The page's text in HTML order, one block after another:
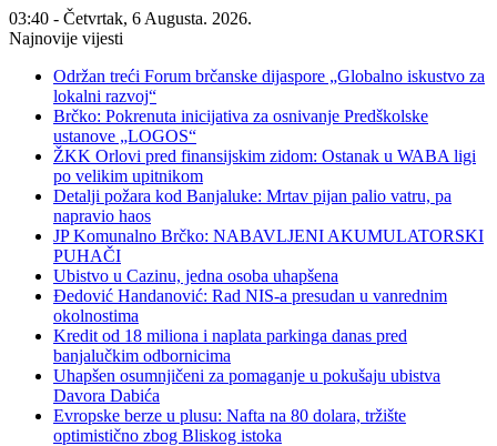
03:40 - Četvrtak, 6 Augusta. 2026.
Najnovije vijesti
Održan treći Forum brčanske dijaspore „Globalno iskustvo za
lokalni razvoj“
Brčko: Pokrenuta inicijativa za osnivanje Predškolske
ustanove „LOGOS“
ŽKK Orlovi pred finansijskim zidom: Ostanak u WABA ligi
po velikim upitnikom
Detalji požara kod Banjaluke: Mrtav pijan palio vatru, pa
napravio haos
JP Komunalno Brčko: NABAVLJENI AKUMULATORSKI
PUHAČI
Ubistvo u Cazinu, jedna osoba uhapšena
Đedović Handanović: Rad NIS-a presudan u vanrednim
okolnostima
Kredit od 18 miliona i naplata parkinga danas pred
banjalučkim odbornicima
Uhapšen osumnjičeni za pomaganje u pokušaju ubistva
Davora Dabića
Evropske berze u plusu: Nafta na 80 dolara, tržište
optimistično zbog Bliskog istoka